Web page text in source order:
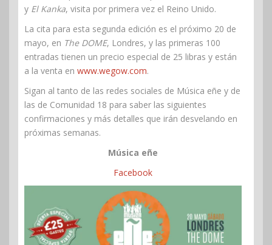
y El Kanka, visita por primera vez el Reino Unido.
La cita para esta segunda edición es el próximo 20 de
mayo, en The DOME, Londres, y las primeras 100
entradas tienen un precio especial de 25 libras y están
a la venta en www.wegow.com.
Sigan al tanto de las redes sociales de Música eñe y de
las de Comunidad 18 para saber las siguientes
confirmaciones y más detalles que irán desvelando en
próximas semanas.
Música eñe
Facebook